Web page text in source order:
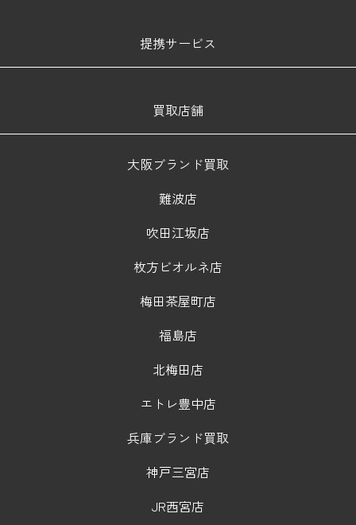
提携サービス
買取店舗
大阪ブランド買取
難波店
吹田江坂店
枚方ビオルネ店
梅田茶屋町店
福島店
北梅田店
エトレ豊中店
兵庫ブランド買取
神戸三宮店
JR西宮店